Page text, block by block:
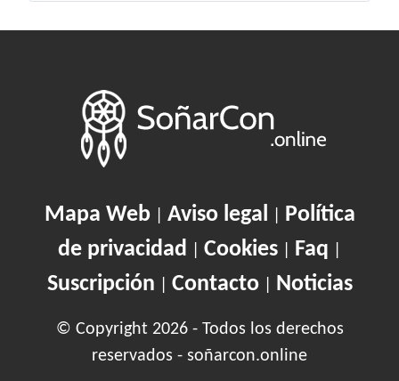
Mapa Web| Aviso legal
Política
de privacidad
Cookies Faq
Suscripción Contacto| Noticias
© Copyright 2026 - Todos los derechos
reservados - soñarcon.online